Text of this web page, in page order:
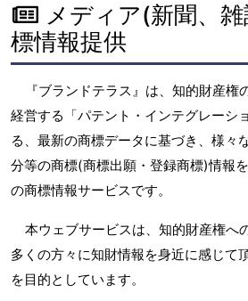
メディア(新聞、
標情報提供
『ブランドテラス』は、知的財産
経営する「パテント・インテグレーシ
る、最新の商標データに基づき、様々
分等の商標(商標出願・登録商標)情報
の商標情報サービスです。
本ウェブサービスは、知的財産権へ
多くの方々に知財情報を身近に感じて
を目的としています。